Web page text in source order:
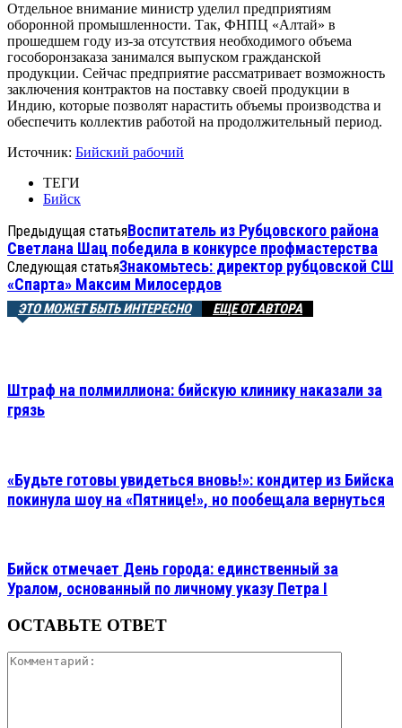
Отдельное внимание министр уделил предприятиям
оборонной промышленности. Так, ФНПЦ «Алтай» в
прошедшем году из-за отсутствия необходимого объема
гособоронзаказа занимался выпуском гражданской
продукции. Сейчас предприятие рассматривает возможность
заключения контрактов на поставку своей продукции в
Индию, которые позволят нарастить объемы производства и
обеспечить коллектив работой на продолжительный период.
Источник: Бийский рабочий
ТЕГИ
Бийск
Предыдущая статьяВоспитатель из Рубцовского района
Светлана Шац победила в конкурсе профмастерства
Следующая статьяЗнакомьтесь: директор рубцовской СШ
«Спарта» Максим Милосердов
ЭТО МОЖЕТ БЫТЬ ИНТЕРЕСНО ЕЩЕ ОТ АВТОРА
Штраф на полмиллиона: бийскую клинику наказали за
грязь
«Будьте готовы увидеться вновь!»: кондитер из Бийска
покинула шоу на «Пятнице!», но пообещала вернуться
Бийск отмечает День города: единственный за
Уралом, основанный по личному указу Петра I
ОСТАВЬТЕ ОТВЕТ